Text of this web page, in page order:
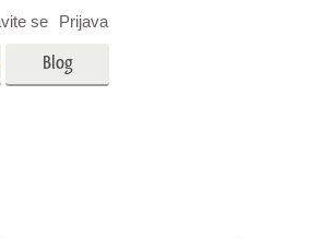
Blog
se Prijava